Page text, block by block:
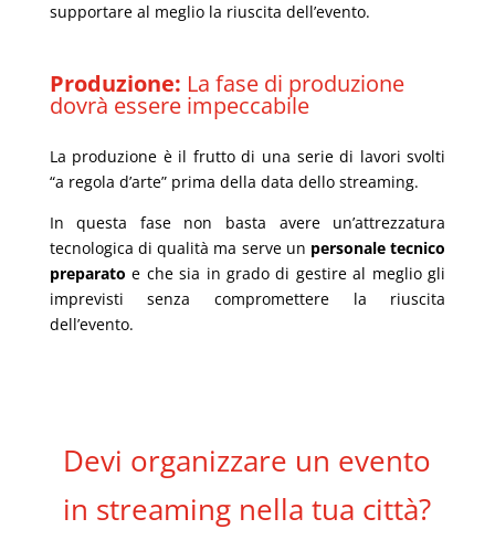
supportare al meglio la riuscita dell’evento.
Produzione: La fase di produzione
dovrà essere impeccabile
La produzione è il frutto di una serie di lavori svolti
“a regola d’arte” prima della data dello streaming.
In questa fase non basta avere un’attrezzatura
tecnologica di qualità ma serve un personale tecnico
preparato e che sia in grado di gestire al meglio gli
imprevisti senza compromettere la riuscita
dell’evento.
Devi organizzare un evento
in streaming nella tua città?